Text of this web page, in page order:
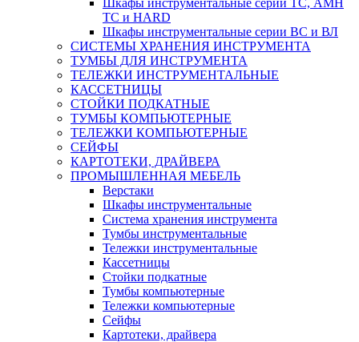
ТС и HARD
Шкафы инструментальные серии ВС и ВЛ
СИСТЕМЫ ХРАНЕНИЯ ИНСТРУМЕНТА
ТУМБЫ ДЛЯ ИНСТРУМЕНТА
ТЕЛЕЖКИ ИНСТРУМЕНТАЛЬНЫЕ
КАССЕТНИЦЫ
СТОЙКИ ПОДКАТНЫЕ
ТУМБЫ КОМПЬЮТЕРНЫЕ
ТЕЛЕЖКИ КОМПЬЮТЕРНЫЕ
СЕЙФЫ
КАРТОТЕКИ, ДРАЙВЕРА
ПРОМЫШЛЕННАЯ МЕБЕЛЬ
Верстаки
Шкафы инструментальные
Система хранения инструмента
Тумбы инструментальные
Тележки инструментальные
Кассетницы
Стойки подкатные
Тумбы компьютерные
Тележки компьютерные
Сейфы
Картотеки, драйвера